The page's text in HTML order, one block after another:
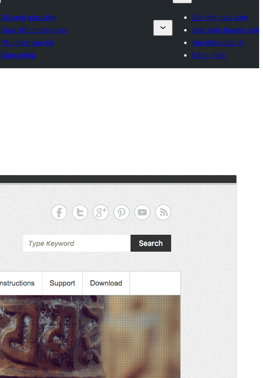
Gửi một giao diện
Giao diện thương mại
Yêu thích của tôi
Đăng nhập
Gửi một giao diện
Giao diện thương mại
Yêu thích của tôi
Đăng nhập
Xem thửTải về
Phiên bản
Cập nhật lần cuối
18 – 06 – 2026
Phiên bản WordPress
Phiên bản PHP
Trang chủ của giao diện